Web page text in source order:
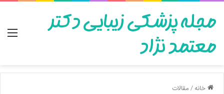
مجله پزشکی زیبایی دکتر
معتمد نژاد
خانه/مقالات